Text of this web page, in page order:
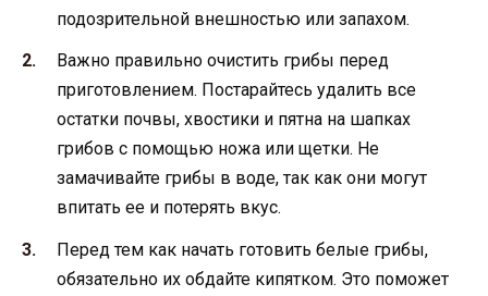
подозрительной внешностью или запахом.
Важно правильно очистить грибы перед
приготовлением. Постарайтесь удалить все
остатки почвы, хвостики и пятна на шапках
грибов с помощью ножа или щетки. Не
замачивайте грибы в воде, так как они могут
впитать ее и потерять вкус.
Перед тем как начать готовить белые грибы,
обязательно их обдайте кипятком. Это поможет